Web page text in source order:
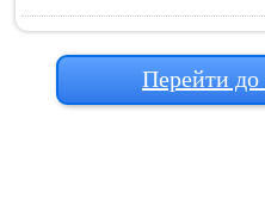
Перейти до